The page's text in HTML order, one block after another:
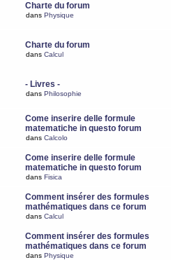
Charte du forum
dans Physique
Charte du forum
dans Calcul
- Livres -
dans Philosophie
Come inserire delle formule
matematiche in questo forum
dans Calcolo
Come inserire delle formule
matematiche in questo forum
dans Fisica
Comment insérer des formules
mathématiques dans ce forum
dans Calcul
Comment insérer des formules
mathématiques dans ce forum
dans Physique